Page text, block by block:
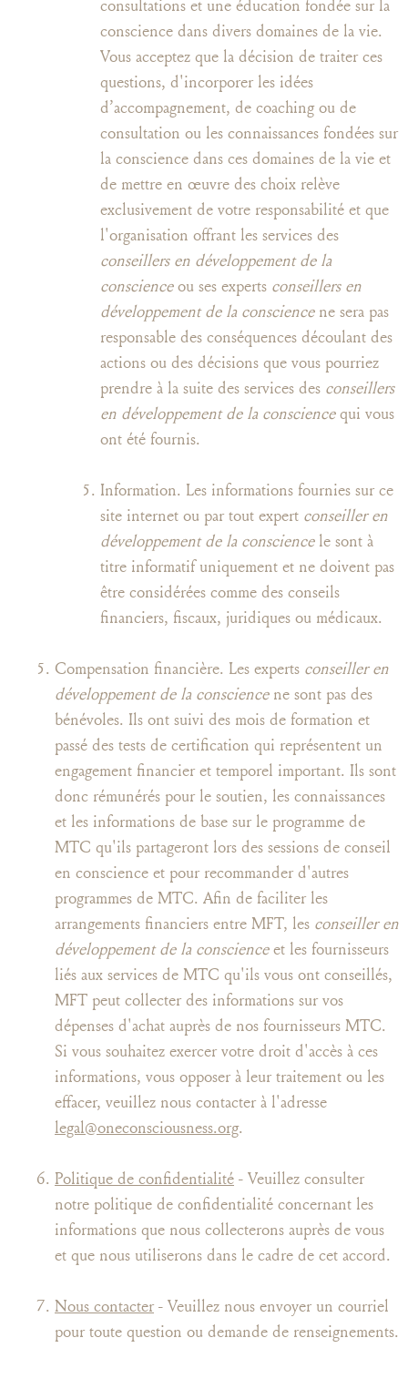
consultations et une éducation fondée sur la
conscience dans divers domaines de la vie.
Vous acceptez que la décision de traiter ces
questions, d'incorporer les idées
d’accompagnement, de coaching ou de
consultation ou les connaissances fondées sur
la conscience dans ces domaines de la vie et
de mettre en œuvre des choix relève
exclusivement de votre responsabilité et que
l'organisation offrant les services des
conseillers en développement de la
conscienceou ses experts conseillers en
développement de la consciencene sera pas
responsable des conséquences découlant des
actions ou des décisions que vous pourriez
prendre à la suite des services des conseillers
en développement de la consciencequi vous
ont été fournis.
Information. Les informations fournies sur ce
site internet ou par tout expert conseiller en
développement de la consciencele sont à
titre informatif uniquement et ne doivent pas
être considérées comme des conseils
financiers, fiscaux, juridiques ou médicaux.
Compensation financière. Les experts conseiller en
développement de la consciencene sont pas des
bénévoles. Ils ont suivi des mois de formation et
passé des tests de certification qui représentent un
engagement financier et temporel important. Ils sont
donc rémunérés pour le soutien, les connaissances
et les informations de base sur le programme de
MTC qu'ils partageront lors des sessions de conseil
en conscience et pour recommander d'autres
programmes de MTC. Afin de faciliter les
arrangements financiers entre MFT, les conseiller en
développement de la conscienceet les fournisseurs
liés aux services de MTC qu'ils vous ont conseillés,
MFT peut collecter des informations sur vos
dépenses d'achat auprès de nos fournisseurs MTC.
Si vous souhaitez exercer votre droit d'accès à ces
informations, vous opposer à leur traitement ou les
effacer, veuillez nous contacter à l'adresse
legal@oneconsciousness.org.
Politique de confidentialité - Veuillez consulter
notre politique de confidentialité concernant les
informations que nous collecterons auprès de vous
et que nous utiliserons dans le cadre de cet accord.
Nous contacter- Veuillez nous envoyer un courriel
pour toute question ou demande de renseignements.